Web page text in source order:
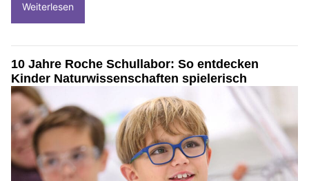
Weiterlesen
10 Jahre Roche Schullabor: So entdecken
Kinder Naturwissenschaften spielerisch